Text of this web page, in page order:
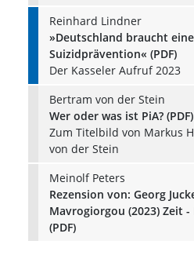
Reinhard Lindner
»Deutschland braucht
Suizidprävention« (PDF)
Der Kasseler Aufruf 2023
Bertram von der Stein
Wer oder was ist PiA? (PDF)
Zum Titelbild von Markus
von der Stein
Meinolf Peters
Rezension von: Georg
Mavrogiorgou (2023) Zeit
(PDF)